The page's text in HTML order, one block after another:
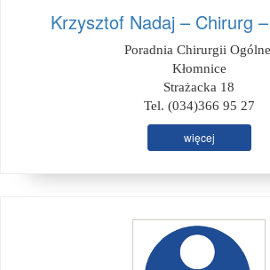
Krzysztof Nadaj – Chirurg
Poradnia Chirurgii
Kłomnice
Strażacka 18
Tel. (034)366 95 27
więcej